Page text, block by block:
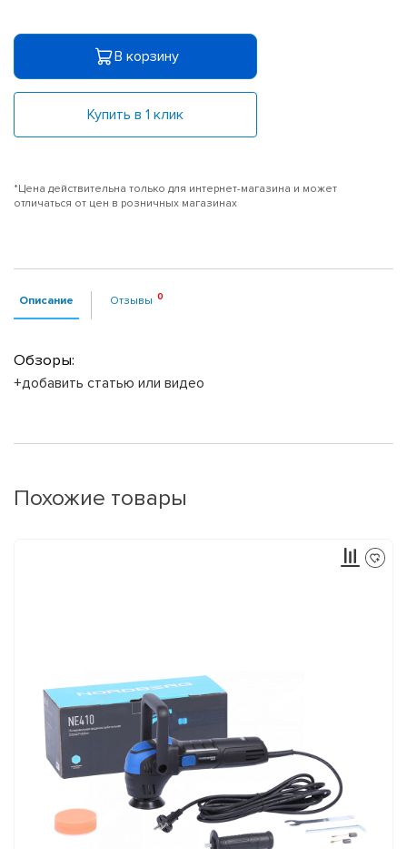
В корзину
Купить в 1 клик
*Цена действительна только для интернет-магазина и может
отличаться от цен в розничных магазинах
Описание Отзывы
Обзоры:
+добавить статью или видео
Похожие товары